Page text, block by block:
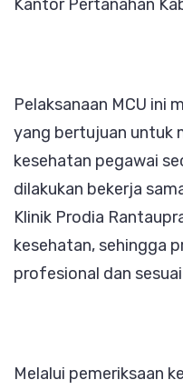
Kantor Pertanahan
Pelaksanaan MCU ini
yang bertujuan untuk
kesehatan pegawai
dilakukan bekerja
Klinik Prodia
kesehatan, sehingga
profesional dan
Melalui pemeriksaan